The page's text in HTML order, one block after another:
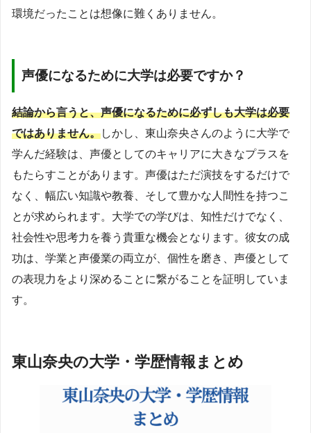
環境だったことは想像に難くありません。
声優になるために大学は必要ですか？
結論から言うと、声優になるために必ずしも大学は必要
ではありません。しかし、東山奈央さんのように大学で
学んだ経験は、声優としてのキャリアに大きなプラスを
もたらすことがあります。声優はただ演技をするだけで
なく、幅広い知識や教養、そして豊かな人間性を持つこ
とが求められます。大学での学びは、知性だけでなく、
社会性や思考力を養う貴重な機会となります。彼女の成
功は、学業と声優業の両立が、個性を磨き、声優として
の表現力をより深めることに繋がることを証明していま
す。
東山奈央の大学・学歴情報まとめ